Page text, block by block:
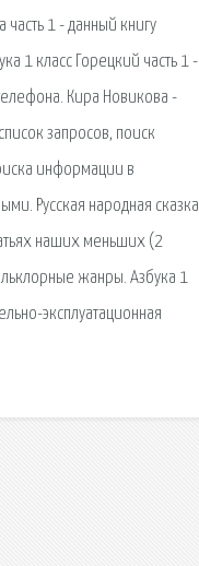
1 - данный книгу
1 класс Горецкий часть 1 -
Кира Новикова -
запросов, поиск
информации в
Русская народная сказка
наших меньших (2
жанры. Азбука 1
эксплуатационная